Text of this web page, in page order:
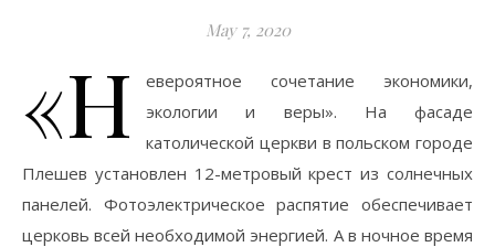
May 7, 2020
«Н
евероятное сочетание экономики,
экологии и веры». На фасаде
католической церкви в польском городе
Плешев установлен 12-метровый крест из солнечных
панелей. Фотоэлектрическое распятие обеспечивает
церковь всей необходимой энергией. А в ночное время